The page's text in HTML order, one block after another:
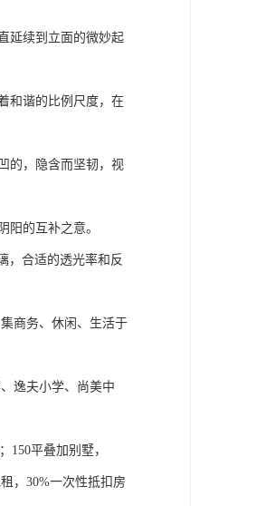
延续到立面的微妙起
和谐的比例尺度，在
的，隐含而坚韧，视
阳的互补之意。
，合适的透光率和反
商务、休闲、生活于
逸夫小学、尚美中
150平叠加别墅，
，30%一次性抵扣房